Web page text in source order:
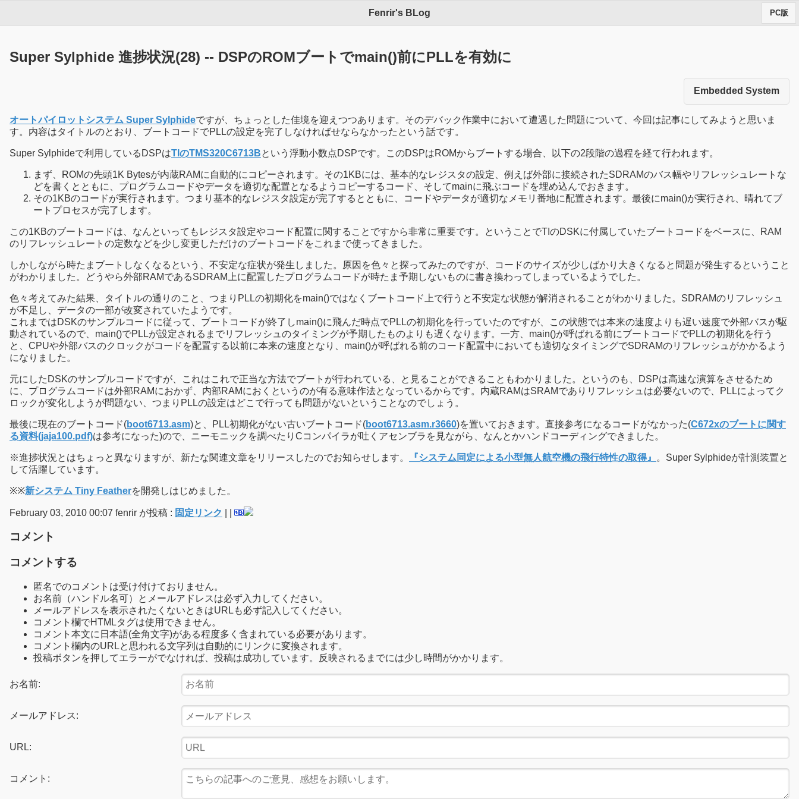
Fenrir's BLog PC版
Super Sylphide 進捗状況(28) -- DSPのROMブートでmain()前にPLLを有効に
Embedded System
オートパイロットシステム Super Sylphideですが、ちょっとした佳境を迎えつつあります。そのデバック作業中において遭遇した問題について、今回は記事にしてみようと思いま
す。内容はタイトルのとおり、ブートコードでPLLの設定を完了しなければせならなかったという話です。
Super Sylphideで利用しているDSPはTIのTMS320C6713Bという浮動小数点DSPです。このDSPはROMからブートする場合、以下の2段階の過程を経て行われます。
まず、ROMの先頭1K Bytesが内蔵RAMに自動的にコピーされます。その1KBには、基本的なレジスタの設定、例えば外部に接続されたSDRAMのバス幅やリフレッシュレートな
どを書くとともに、プログラムコードやデータを適切な配置となるようコピーするコード、そしてmainに飛ぶコードを埋め込んでおきます。
その1KBのコードが実行されます。つまり基本的なレジスタ設定が完了するとともに、コードやデータが適切なメモリ番地に配置されます。最後にmain()が実行され、晴れてブ
ートプロセスが完了します。
この1KBのブートコードは、なんといってもレジスタ設定やコード配置に関することですから非常に重要です。ということでTIのDSKに付属していたブートコードをベースに、RAM
のリフレッシュレートの定数などを少し変更しただけのブートコードをこれまで使ってきました。
しかしながら時たまブートしなくなるという、不安定な症状が発生しました。原因を色々と探ってみたのですが、コードのサイズが少しばかり大きくなると問題が発生するということ
がわかりました。どうやら外部RAMであるSDRAM上に配置したプログラムコードが時たま予期しないものに書き換わってしまっているようでした。
色々考えてみた結果、タイトルの通りのこと、つまりPLLの初期化をmain()ではなくブートコード上で行うと不安定な状態が解消されることがわかりました。SDRAMのリフレッシュ
が不足し、データの一部が改変されていたようです。
これまではDSKのサンプルコードに従って、ブートコードが終了しmain()に飛んだ時点でPLLの初期化を行っていたのですが、この状態では本来の速度よりも遅い速度で外部バスが駆
動されているので、main()でPLLが設定されるまでリフレッシュのタイミングが予期したものよりも遅くなります。一方、main()が呼ばれる前にブートコードでPLLの初期化を行う
と、CPUや外部バスのクロックがコードを配置する以前に本来の速度となり、main()が呼ばれる前のコード配置中においても適切なタイミングでSDRAMのリフレッシュがかかるよう
になりました。
元にしたDSKのサンプルコードですが、これはこれで正当な方法でブートが行われている、と見ることができることもわかりました。というのも、DSPは高速な演算をさせるため
に、プログラムコードは外部RAMにおかず、内部RAMにおくというのが有る意味作法となっているからです。内蔵RAMはSRAMでありリフレッシュは必要ないので、PLLによってク
ロックが変化しようが問題ない、つまりPLLの設定はどこで行っても問題がないということなのでしょう。
最後に現在のブートコード(boot6713.asm)と、PLL初期化がない古いブートコード(boot6713.asm.r3660)を置いておきます。直接参考になるコードがなかった(C672xのブートに関す
る資料(jaja100.pdf)は参考になった)ので、ニーモニックを調べたりCコンパイラが吐くアセンブラを見ながら、なんとかハンドコーディングできました。
※進捗状況とはちょっと異なりますが、新たな関連文章をリリースしたのでお知らせします。 『システム同定による小型無人航空機の飛行特性の取得』
。Super Sylphideが計測装置と
して活躍しています。
※※新システム Tiny Featherを開発しはじめました。
February 03, 2010 00:07 fenrir が投稿 : 固定リンク
コメント
コメントする
匿名でのコメントは受け付けておりません。
お名前（ハンドル名可）とメールアドレスは必ず入力してください。
メールアドレスを表示されたくないときはURLも必ず記入してください。
コメント欄でHTMLタグは使用できません。
コメント本文に日本語(全角文字)がある程度多く含まれている必要があります。
コメント欄内のURLと思われる文字列は自動的にリンクに変換されます。
投稿ボタンを押してエラーがでなければ、投稿は成功しています。反映されるまでには少し時間がかかります。
お名前:
メールアドレス:
URL:
コメント: